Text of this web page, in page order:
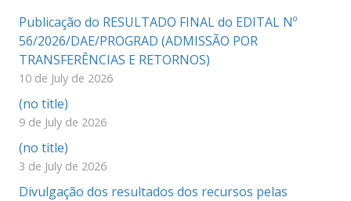
Publicação do RESULTADO FINAL do EDITAL Nº
56/2026/DAE/PROGRAD (ADMISSÃO POR
TRANSFERÊNCIAS E RETORNOS)
10 de July de 2026
(no title)
9 de July de 2026
(no title)
3 de July de 2026
Divulgação dos resultados dos recursos pelas